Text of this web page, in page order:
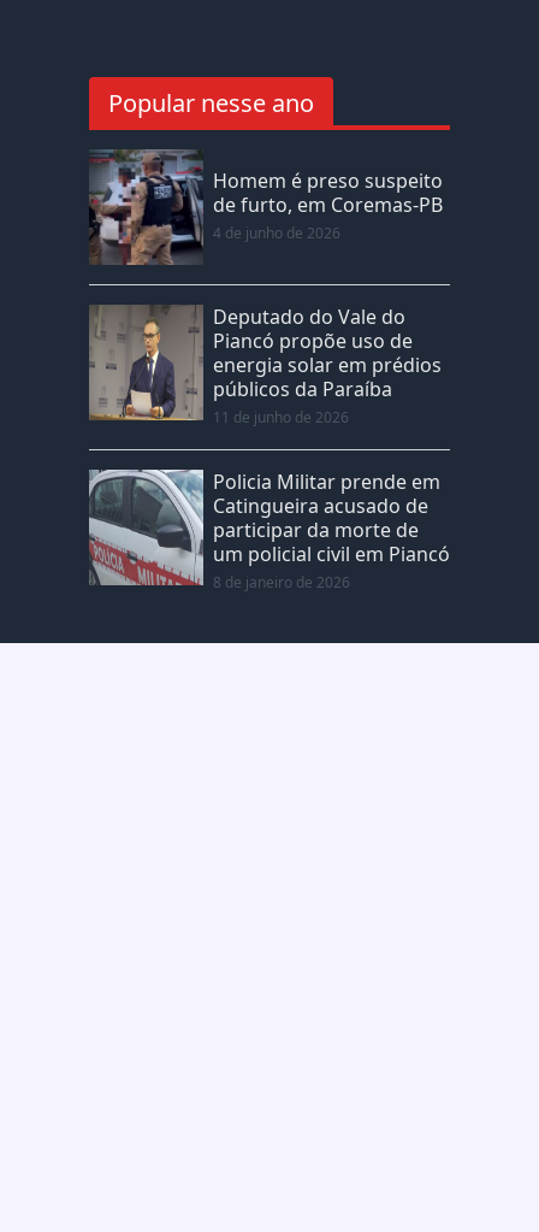
Popular nesse ano
Homem é preso suspeito
de furto, em Coremas-PB
4 de junho de 2026
Deputado do Vale do
Piancó propõe uso de
energia solar em prédios
públicos da Paraíba
11 de junho de 2026
Policia Militar prende em
Catingueira acusado de
participar da morte de
um policial civil em Piancó
8 de janeiro de 2026